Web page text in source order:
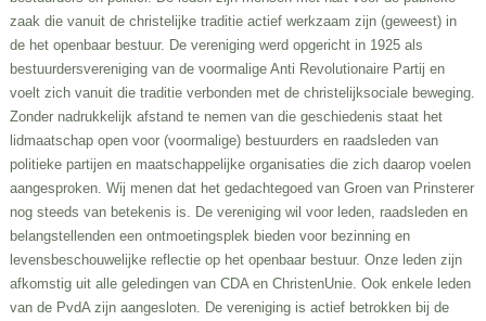
zaak die vanuit de christelijke traditie actief werkzaam zijn (geweest) in
de het openbaar bestuur. De vereniging werd opgericht in 1925 als
bestuurdersvereniging van de voormalige Anti Revolutionaire Partij en
voelt zich vanuit die traditie verbonden met de christelijksociale beweging.
Zonder nadrukkelijk afstand te nemen van die geschiedenis staat het
lidmaatschap open voor (voormalige) bestuurders en raadsleden van
politieke partijen en maatschappelijke organisaties die zich daarop voelen
aangesproken. Wij menen dat het gedachtegoed van Groen van Prinsterer
nog steeds van betekenis is. De vereniging wil voor leden, raadsleden en
belangstellenden een ontmoetingsplek bieden voor bezinning en
levensbeschouwelijke reflectie op het openbaar bestuur. Onze leden zijn
afkomstig uit alle geledingen van CDA en ChristenUnie. Ook enkele leden
van de PvdA zijn aangesloten. De vereniging is actief betrokken bij de